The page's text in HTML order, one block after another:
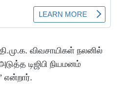
விவசாயிகள் நலனில்
டிஜிபி நியமனம்
என்றார்.